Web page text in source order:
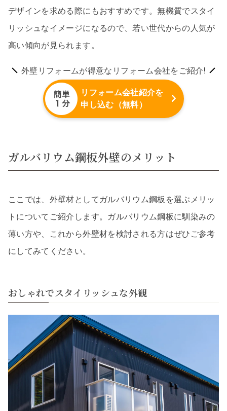
デザインを求める際にもおすすめです。無機質でスタイ
リッシュなイメージになるので、若い世代からの人気が
高い傾向が見られます。
外壁リフォームが得意なリフォーム会社をご紹介!
リフォーム会社紹介を
申し込む（無料）
ガルバリウム鋼板外壁のメリット
ここでは、外壁材としてガルバリウム鋼板を選ぶメリッ
トについてご紹介します。ガルバリウム鋼板に馴染みの
薄い方や、これから外壁材を検討される方はぜひご参考
にしてみてください。
おしゃれでスタイリッシュな外観